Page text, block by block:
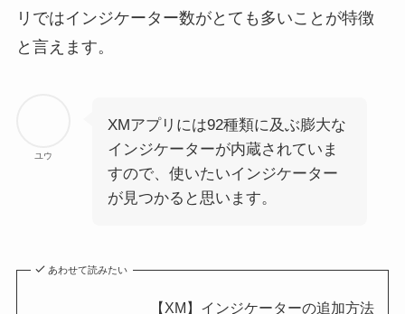
リではインジケーター数がとても多いことが特徴
と言えます。
ユウ
XMアプリには92種類に及ぶ膨大な
インジケーターが内蔵されていま
すので、使いたいインジケーター
が見つかると思います。
あわせて読みたい
【XM】インジケーターの追加方法